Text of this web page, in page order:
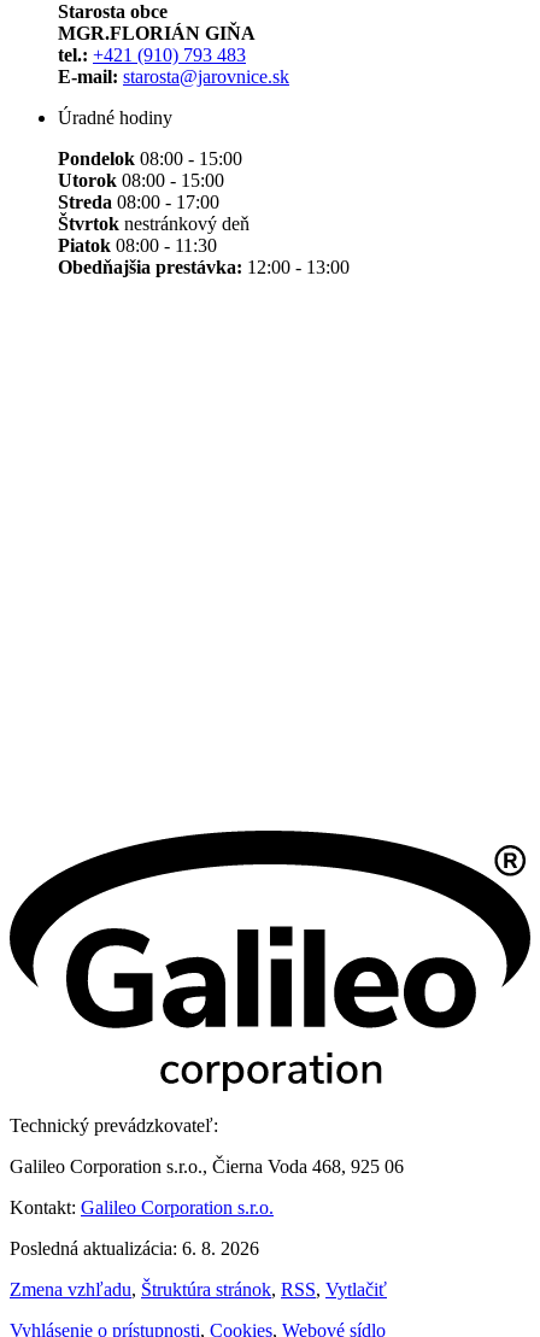
Starosta obce
MGR.FLORIÁN GIŇA
tel.: +421 (910) 793 483
E-mail: starosta@jarovnice.sk
Úradné hodiny
Pondelok 08:00 - 15:00
Utorok 08:00 - 15:00
Streda 08:00 - 17:00
Štvrtok nestránkový deň
Piatok 08:00 - 11:30
Obedňajšia prestávka: 12:00 - 13:00
Technický prevádzkovateľ:
Galileo Corporation s.r.o., Čierna Voda 468, 925 06
Kontakt: Galileo Corporation s.r.o.
Posledná aktualizácia: 6. 8. 2026
Zmena vzhľadu, Štruktúra stránok, RSS, Vytlačiť
Vyhlásenie o prístupnosti, Cookies, Webové sídlo